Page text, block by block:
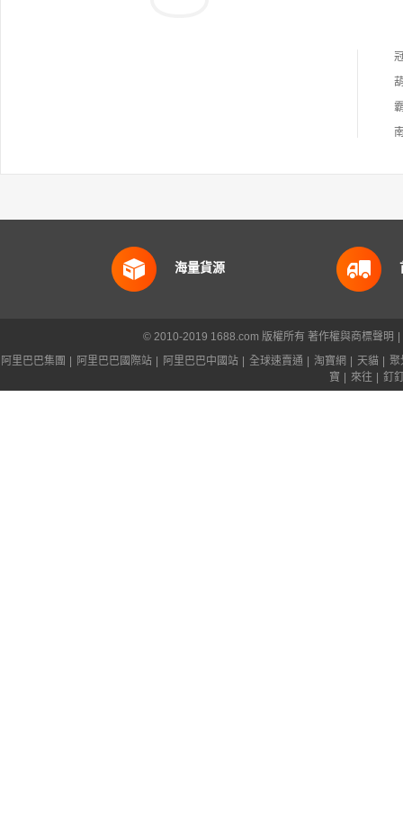
海量貨源
© 2010-2019 1688.com 版權所有 著作權與商標聲明
阿里巴巴集團
阿里巴巴國際站 阿里巴巴中國站 全球速賣通 淘寶網 天貓
聚
寶
來往 釘